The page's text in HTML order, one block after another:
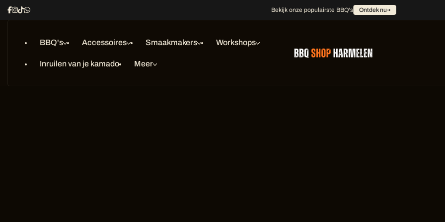
naar
Bekijk onze populairste BBQ's Ontdek nu
BBQ's Accessoires Smaakmakers Workshops
Inruilen van je kamado Meer